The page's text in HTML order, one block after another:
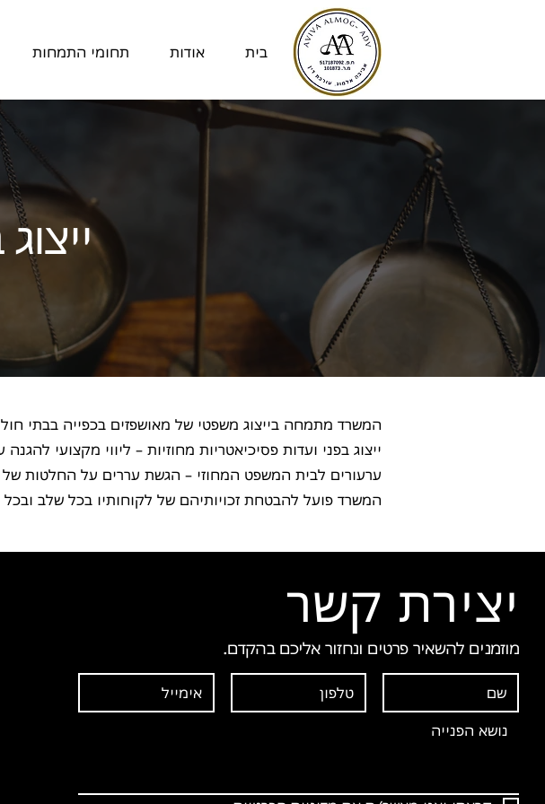
בית אודות תחומי התמחות
המשרד מתמחה בייצוג משפטי של מאושפזים בכפייה בבתי
ייצוג בפני ועדות פסיכיאטריות מחוזיות – ליווי מקצועי
ערעורים לבית המשפט המחוזי – הגשת עררים על החלטות של
המשרד פועל להבטחת זכויותיהם של לקוחותיו בכל שלב
יצירת קשר
מוזמנים להשאיר פרטים ונחזור אליכם בהקדם.